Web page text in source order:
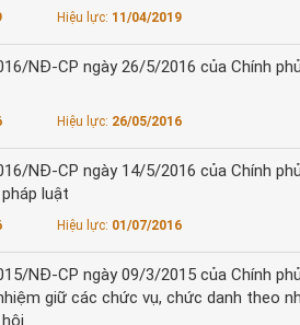
Hiệu lực: 11/04/2019
NĐ-CP ngày 26/5/2016 của Chính
Hiệu lực: 26/05/2016
NĐ-CP ngày 14/5/2016 của Chính
luật
Hiệu lực: 01/07/2016
NĐ-CP ngày 09/3/2015 của Chính
giữ các chức vụ, chức danh theo